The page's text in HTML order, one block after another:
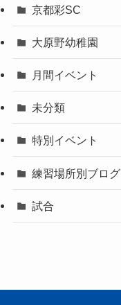
京都彩SC
大原野幼稚園
月間イベント
未分類
特別イベント
練習場所別ブログ
試合